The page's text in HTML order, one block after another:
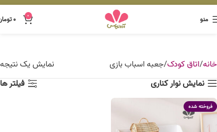
منو 0 ۰
خانه اتاق کودک جعبه اسباب بازی
نمایش یک نتیجه
نمایش نوار کناری
فیلتر ها
فروخته شده